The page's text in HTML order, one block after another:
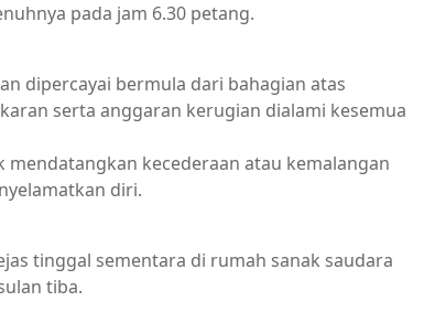
pada jam 6.30 petang.
dipercayai bermula dari bahagian atas
serta anggaran kerugian dialami kesemua
kecederaan atau kemalangan
diri.
tinggal sementara di rumah sanak saudara
tiba.